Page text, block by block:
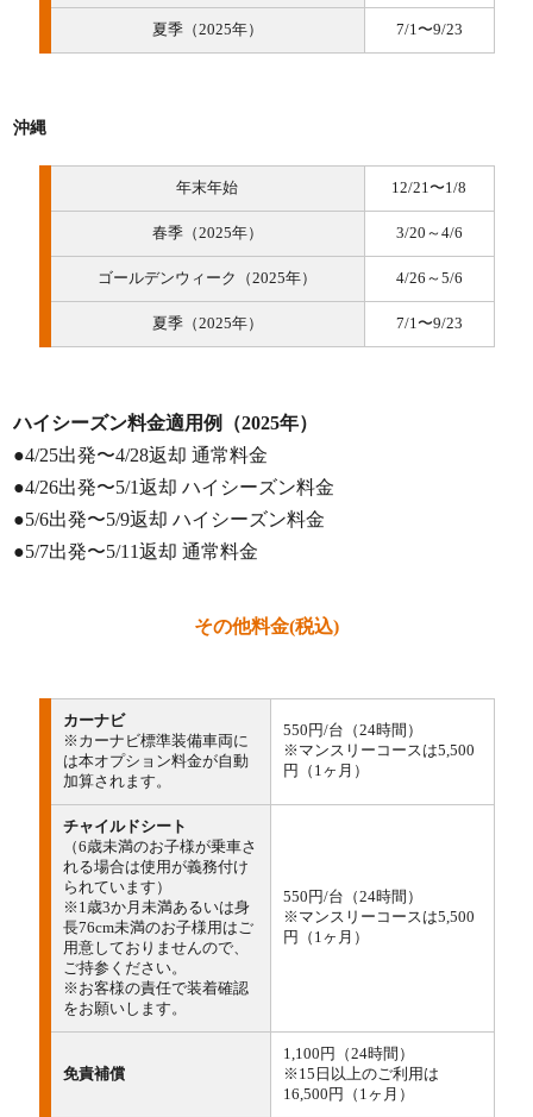
夏季（2025年） 7/1〜9/23
沖縄
年末年始 12/21〜1/8
春季（2025年） 3/20～4/6
ゴールデンウィーク（2025年） 4/26～5/6
夏季（2025年） 7/1〜9/23
ハイシーズン料金適用例（2025年）
●4/25出発〜4/28返却 通常料金
●4/26出発〜5/1返却 ハイシーズン料金
●5/6出発〜5/9返却 ハイシーズン料金
●5/7出発〜5/11返却 通常料金
その他料金(税込)
カーナビ
※カーナビ標準装備車両に
は本オプション料金が自動
加算されます。
550円/台（24時間）
※マンスリーコースは5,500
円（1ヶ月）
チャイルドシート
（6歳未満のお子様が乗車さ
れる場合は使用が義務付け
られています）
※1歳3か月未満あるいは身
長76cm未満のお子様用はご
用意しておりませんので、
ご持参ください。
※お客様の責任で装着確認
をお願いします。
550円/台（24時間）
※マンスリーコースは5,500
円（1ヶ月）
免責補償
1,100円（24時間）
※15日以上のご利用は
16,500円（1ヶ月）